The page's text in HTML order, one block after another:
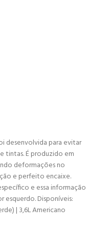
desenvolvida para evitar
tintas. É produzido em
deformações no
e perfeito encaixe.
e essa informação
esquerdo. Disponíveis:
| 3,6L Americano